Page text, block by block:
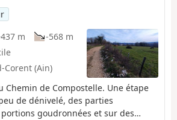
m
-568 m
Corent (Ain)
Chemin de Compostelle. Une étape
de dénivelé, des parties
goudronnées et sur des